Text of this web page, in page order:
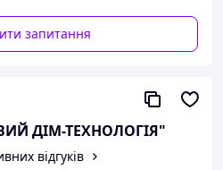
запитання
ДІМ-ТЕХНОЛОГІЯ"
відгуків